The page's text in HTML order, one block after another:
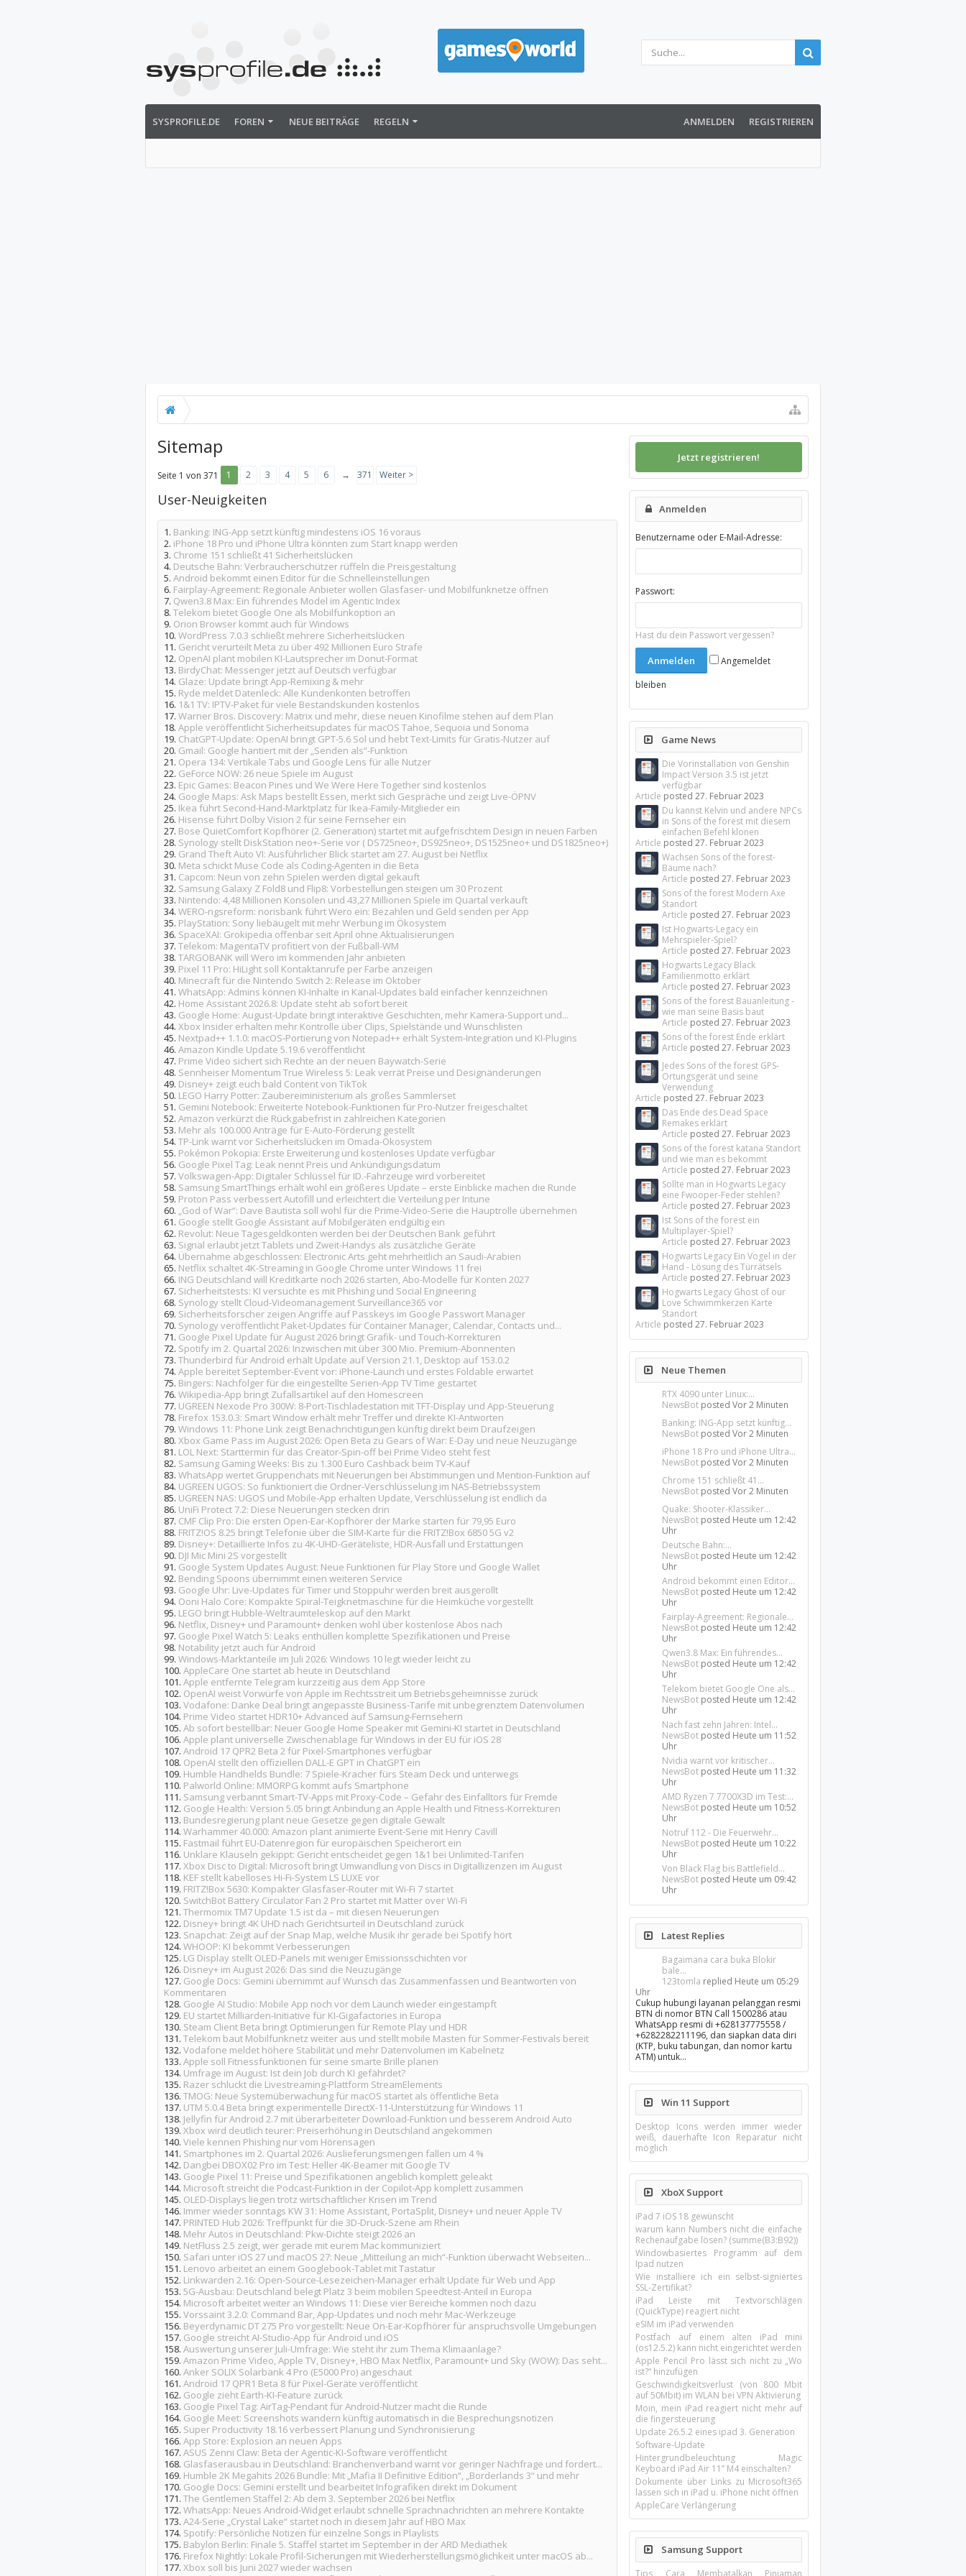
SYSPROFILE.DE FOREN NEUE BEITRÄGE REGELN ANMELDEN REGISTRIEREN
Sitemap
Seite 1 von 371 1 2 3 4 5 6 → 371 Weiter >
User-Neuigkeiten
1. Banking: ING-App setzt künftig mindestens iOS 16 voraus
2. iPhone 18 Pro und iPhone Ultra könnten zum Start knapp werden
3. Chrome 151 schließt 41 Sicherheitslücken
4. Deutsche Bahn: Verbraucherschützer rüffeln die Preisgestaltung
5. Android bekommt einen Editor für die Schnelleinstellungen
6. Fairplay-Agreement: Regionale Anbieter wollen Glasfaser- und Mobilfunknetze öffnen
7. Qwen3.8 Max: Ein führendes Model im Agentic Index
8. Telekom bietet Google One als Mobilfunkoption an
9. Orion Browser kommt auch für Windows
10. WordPress 7.0.3 schließt mehrere Sicherheitslücken
11. Gericht verurteilt Meta zu über 492 Millionen Euro Strafe
12. OpenAI plant mobilen KI-Lautsprecher im Donut-Format
13. BirdyChat: Messenger jetzt auf Deutsch verfügbar
14. Glaze: Update bringt App-Remixing & mehr
15. Ryde meldet Datenleck: Alle Kundenkonten betroffen
16. 1&1 TV: IPTV-Paket für viele Bestandskunden kostenlos
17. Warner Bros. Discovery: Matrix und mehr, diese neuen Kinofilme stehen auf dem Plan
18. Apple veröffentlicht Sicherheitsupdates für macOS Tahoe, Sequoia und Sonoma
19. ChatGPT-Update: OpenAI bringt GPT-5.6 Sol und hebt Text-Limits für Gratis-Nutzer auf
20. Gmail: Google hantiert mit der „Senden als“-Funktion
21. Opera 134: Vertikale Tabs und Google Lens für alle Nutzer
22. GeForce NOW: 26 neue Spiele im August
23. Epic Games: Beacon Pines und We Were Here Together sind kostenlos
24. Google Maps: Ask Maps bestellt Essen, merkt sich Gespräche und zeigt Live-ÖPNV
25. Ikea führt Second-Hand-Marktplatz für Ikea-Family-Mitglieder ein
26. Hisense führt Dolby Vision 2 für seine Fernseher ein
27. Bose QuietComfort Kopfhörer (2. Generation) startet mit aufgefrischtem Design in neuen Farben
28. Synology stellt DiskStation neo+-Serie vor ( DS725neo+, DS925neo+, DS1525neo+ und DS1825neo+)
29. Grand Theft Auto VI: Ausführlicher Blick startet am 27. August bei Netflix
30. Meta schickt Muse Code als Coding-Agenten in die Beta
31. Capcom: Neun von zehn Spielen werden digital gekauft
32. Samsung Galaxy Z Fold8 und Flip8: Vorbestellungen steigen um 30 Prozent
33. Nintendo: 4,48 Millionen Konsolen und 43,27 Millionen Spiele im Quartal verkauft
34. WERO-ngsreform: norisbank führt Wero ein: Bezahlen und Geld senden per App
35. PlayStation: Sony liebäugelt mit mehr Werbung im Ökosystem
36. SpaceXAI: Grokipedia offenbar seit April ohne Aktualisierungen
37. Telekom: MagentaTV profitiert von der Fußball-WM
38. TARGOBANK will Wero im kommenden Jahr anbieten
39. Pixel 11 Pro: HiLight soll Kontaktanrufe per Farbe anzeigen
40. Minecraft für die Nintendo Switch 2: Release im Oktober
41. WhatsApp: Admins können KI-Inhalte in Kanal-Updates bald einfacher kennzeichnen
42. Home Assistant 2026.8: Update steht ab sofort bereit
43. Google Home: August-Update bringt interaktive Geschichten, mehr Kamera-Support und...
44. Xbox Insider erhalten mehr Kontrolle über Clips, Spielstände und Wunschlisten
45. Nextpad++ 1.1.0: macOS-Portierung von Notepad++ erhält System-Integration und KI-Plugins
46. Amazon Kindle Update 5.19.6 veröffentlicht
47. Prime Video sichert sich Rechte an der neuen Baywatch-Serie
48. Sennheiser Momentum True Wireless 5: Leak verrät Preise und Designänderungen
49. Disney+ zeigt euch bald Content von TikTok
50. LEGO Harry Potter: Zaubereiministerium als großes Sammlerset
51. Gemini Notebook: Erweiterte Notebook-Funktionen für Pro-Nutzer freigeschaltet
52. Amazon verkürzt die Rückgabefrist in zahlreichen Kategorien
53. Mehr als 100.000 Anträge für E-Auto-Förderung gestellt
54. TP-Link warnt vor Sicherheitslücken im Omada-Ökosystem
55. Pokémon Pokopia: Erste Erweiterung und kostenloses Update verfügbar
56. Google Pixel Tag: Leak nennt Preis und Ankündigungsdatum
57. Volkswagen-App: Digitaler Schlüssel für ID.-Fahrzeuge wird vorbereitet
58. Samsung SmartThings erhält wohl ein größeres Update – erste Einblicke machen die Runde
59. Proton Pass verbessert Autofill und erleichtert die Verteilung per Intune
60. „God of War“: Dave Bautista soll wohl für die Prime-Video-Serie die Hauptrolle übernehmen
61. Google stellt Google Assistant auf Mobilgeräten endgültig ein
62. Revolut: Neue Tagesgeldkonten werden bei der Deutschen Bank geführt
63. Signal erlaubt jetzt Tablets und Zweit-Handys als zusätzliche Geräte
64. Übernahme abgeschlossen: Electronic Arts geht mehrheitlich an Saudi-Arabien
65. Netflix schaltet 4K-Streaming in Google Chrome unter Windows 11 frei
66. ING Deutschland will Kreditkarte noch 2026 starten, Abo-Modelle für Konten 2027
67. Sicherheitstests: KI versuchte es mit Phishing und Social Engineering
68. Synology stellt Cloud-Videomanagement Surveillance365 vor
69. Sicherheitsforscher zeigen Angriffe auf Passkeys im Google Passwort Manager
70. Synology veröffentlicht Paket-Updates für Container Manager, Calendar, Contacts und...
71. Google Pixel Update für August 2026 bringt Grafik- und Touch-Korrekturen
72. Spotify im 2. Quartal 2026: Inzwischen mit über 300 Mio. Premium-Abonnenten
73. Thunderbird für Android erhält Update auf Version 21.1, Desktop auf 153.0.2
74. Apple bereitet September-Event vor: iPhone-Launch und erstes Foldable erwartet
75. Bingers: Nachfolger für die eingestellte Serien-App TV Time gestartet
76. Wikipedia-App bringt Zufallsartikel auf den Homescreen
77. UGREEN Nexode Pro 300W: 8-Port-Tischladestation mit TFT-Display und App-Steuerung
78. Firefox 153.0.3: Smart Window erhält mehr Treffer und direkte KI-Antworten
79. Windows 11: Phone Link zeigt Benachrichtigungen künftig direkt beim Draufzeigen
80. Xbox Game Pass im August 2026: Open Beta zu Gears of War: E-Day und neue Neuzugänge
81. LOL Next: Starttermin für das Creator-Spin-off bei Prime Video steht fest
82. Samsung Gaming Weeks: Bis zu 1.300 Euro Cashback beim TV-Kauf
83. WhatsApp wertet Gruppenchats mit Neuerungen bei Abstimmungen und Mention-Funktion auf
84. UGREEN UGOS: So funktioniert die Ordner-Verschlüsselung im NAS-Betriebssystem
85. UGREEN NAS: UGOS und Mobile-App erhalten Update, Verschlüsselung ist endlich da
86. UniFi Protect 7.2: Diese Neuerungen stecken drin
87. CMF Clip Pro: Die ersten Open-Ear-Kopfhörer der Marke starten für 79,95 Euro
88. FRITZ!OS 8.25 bringt Telefonie über die SIM-Karte für die FRITZ!Box 6850 5G v2
89. Disney+: Detaillierte Infos zu 4K-UHD-Geräteliste, HDR-Ausfall und Erstattungen
90. DJI Mic Mini 2S vorgestellt
91. Google System Updates August: Neue Funktionen für Play Store und Google Wallet
92. Bending Spoons übernimmt einen weiteren Service
93. Google Uhr: Live-Updates für Timer und Stoppuhr werden breit ausgerollt
94. Ooni Halo Core: Kompakte Spiral-Teigknetmaschine für die Heimküche vorgestellt
95. LEGO bringt Hubble-Weltraumteleskop auf den Markt
96. Netflix, Disney+ und Paramount+ denken wohl über kostenlose Abos nach
97. Google Pixel Watch 5: Leaks enthüllen komplette Spezifikationen und Preise
98. Notability jetzt auch für Android
99. Windows-Marktanteile im Juli 2026: Windows 10 legt wieder leicht zu
100. AppleCare One startet ab heute in Deutschland
101. Apple entfernte Telegram kurzzeitig aus dem App Store
102. OpenAI weist Vorwürfe von Apple im Rechtsstreit um Betriebsgeheimnisse zurück
103. Vodafone: Danke Deal bringt angepasste Business-Tarife mit unbegrenztem Datenvolumen
104. Prime Video startet HDR10+ Advanced auf Samsung-Fernsehern
105. Ab sofort bestellbar: Neuer Google Home Speaker mit Gemini-KI startet in Deutschland
106. Apple plant universelle Zwischenablage für Windows in der EU für iOS 28
107. Android 17 QPR2 Beta 2 für Pixel-Smartphones verfügbar
108. OpenAI stellt den offiziellen DALL-E GPT in ChatGPT ein
109. Humble Handhelds Bundle: 7 Spiele-Kracher fürs Steam Deck und unterwegs
110. Palworld Online: MMORPG kommt aufs Smartphone
111. Samsung verbannt Smart-TV-Apps mit Proxy-Code – Gefahr des Einfalltors für Fremde
112. Google Health: Version 5.05 bringt Anbindung an Apple Health und Fitness-Korrekturen
113. Bundesregierung plant neue Gesetze gegen digitale Gewalt
114. Warhammer 40.000: Amazon plant animierte Event-Serie mit Henry Cavill
115. Fastmail führt EU-Datenregion für europäischen Speicherort ein
116. Unklare Klauseln gekippt: Gericht entscheidet gegen 1&1 bei Unlimited-Tarifen
117. Xbox Disc to Digital: Microsoft bringt Umwandlung von Discs in Digitallizenzen im August
118. KEF stellt kabelloses Hi-Fi-System LS LUXE vor
119. FRITZ!Box 5630: Kompakter Glasfaser-Router mit Wi-Fi 7 startet
120. SwitchBot Battery Circulator Fan 2 Pro startet mit Matter over Wi-Fi
121. Thermomix TM7 Update 1.5 ist da – mit diesen Neuerungen
122. Disney+ bringt 4K UHD nach Gerichtsurteil in Deutschland zurück
123. Snapchat: Zeigt auf der Snap Map, welche Musik ihr gerade bei Spotify hört
124. WHOOP: KI bekommt Verbesserungen
125. LG Display stellt OLED-Panels mit weniger Emissionsschichten vor
126. Disney+ im August 2026: Das sind die Neuzugänge
127. Google Docs: Gemini übernimmt auf Wunsch das Zusammenfassen und Beantworten von
Kommentaren
128. Google AI Studio: Mobile App noch vor dem Launch wieder eingestampft
129. EU startet Milliarden-Initiative für KI-Gigafactories in Europa
130. Steam Client Beta bringt Optimierungen für Remote Play und HDR
131. Telekom baut Mobilfunknetz weiter aus und stellt mobile Masten für Sommer-Festivals bereit
132. Vodafone meldet höhere Stabilität und mehr Datenvolumen im Kabelnetz
133. Apple soll Fitnessfunktionen für seine smarte Brille planen
134. Umfrage im August: Ist dein Job durch KI gefährdet?
135. Razer schluckt die Livestreaming-Plattform StreamElements
136. TMOG: Neue Systemüberwachung für macOS startet als öffentliche Beta
137. UTM 5.0.4 Beta bringt experimentelle DirectX-11-Unterstützung für Windows 11
138. Jellyfin für Android 2.7 mit überarbeiteter Download-Funktion und besserem Android Auto
139. Xbox wird deutlich teurer: Preiserhöhung in Deutschland angekommen
140. Viele kennen Phishing nur vom Hörensagen
141. Smartphones im 2. Quartal 2026: Auslieferungsmengen fallen um 4 %
142. Dangbei DBOX02 Pro im Test: Heller 4K-Beamer mit Google TV
143. Google Pixel 11: Preise und Spezifikationen angeblich komplett geleakt
144. Microsoft streicht die Podcast-Funktion in der Copilot-App komplett zusammen
145. OLED-Displays liegen trotz wirtschaftlicher Krisen im Trend
146. Immer wieder sonntags KW 31: Home Assistant, PortaSplit, Disney+ und neuer Apple TV
147. PRINTED Hub 2026: Treffpunkt für die 3D-Druck-Szene am Rhein
148. Mehr Autos in Deutschland: Pkw-Dichte steigt 2026 an
149. NetFluss 2.5 zeigt, wer gerade mit eurem Mac kommuniziert
150. Safari unter iOS 27 und macOS 27: Neue „Mitteilung an mich“-Funktion überwacht Webseiten...
151. Lenovo arbeitet an einem Googlebook-Tablet mit Tastatur
152. Linkwarden 2.16: Open-Source-Lesezeichen-Manager erhält Update für Web und App
153. 5G-Ausbau: Deutschland belegt Platz 3 beim mobilen Speedtest-Anteil in Europa
154. Microsoft arbeitet weiter an Windows 11: Diese vier Bereiche kommen noch dazu
155. Vorssaint 3.2.0: Command Bar, App-Updates und noch mehr Mac-Werkzeuge
156. Beyerdynamic DT 275 Pro vorgestellt: Neue On-Ear-Kopfhörer für anspruchsvolle Umgebungen
157. Google streicht AI-Studio-App für Android und iOS
158. Auswertung unserer Juli-Umfrage: Wie steht ihr zum Thema Klimaanlage?
159. Amazon Prime Video, Apple TV, Disney+, HBO Max Netflix, Paramount+ und Sky (WOW): Das seht...
160. Anker SOLIX Solarbank 4 Pro (E5000 Pro) angeschaut
161. Android 17 QPR1 Beta 8 für Pixel-Geräte veröffentlicht
162. Google zieht Earth-KI-Feature zurück
163. Google Pixel Tag: AirTag-Pendant für Android-Nutzer macht die Runde
164. Google Meet: Screenshots wandern künftig automatisch in die Besprechungsnotizen
165. Super Productivity 18.16 verbessert Planung und Synchronisierung
166. App Store: Explosion an neuen Apps
167. ASUS Zenni Claw: Beta der Agentic-KI-Software veröffentlicht
168. Glasfaserausbau in Deutschland: Branchenverband warnt vor geringer Nachfrage und fordert...
169. Humble 2K Megahits 2026 Bundle: Mit „Mafia II Definitive Edition“, „Borderlands 3“ und mehr
170. Google Docs: Gemini erstellt und bearbeitet Infografiken direkt im Dokument
171. The Gentlemen Staffel 2: Ab dem 3. September 2026 bei Netflix
172. WhatsApp: Neues Android-Widget erlaubt schnelle Sprachnachrichten an mehrere Kontakte
173. A24-Serie „Crystal Lake“ startet noch in diesem Jahr auf HBO Max
174. Spotify: Persönliche Notizen für einzelne Songs in Playlists
175. Babylon Berlin: Finale 5. Staffel startet im September in der ARD Mediathek
176. Firefox Nightly: Lokale Profil-Sicherungen mit Wiederherstellungsmöglichkeit unter macOS ab...
177. Xbox soll bis Juni 2027 wieder wachsen
Jetzt registrieren!
Anmelden
Benutzername oder E-Mail-Adresse:
Passwort:
Hast du dein Passwort vergessen?
Angemeldet
bleiben
Game News
Die Vorinstallation von Genshin
Impact Version 3.5 ist jetzt
verfügbar
Article posted27. Februar 2023
Du kannst Kelvin und andere NPCs
in Sons of the forest mit diesem
einfachen Befehl klonen
Article posted27. Februar 2023
Wachsen Sons of the forest-
Bäume nach?
Article posted27. Februar 2023
Sons of the forest Modern Axe
Standort
Article posted27. Februar 2023
Ist Hogwarts-Legacy ein
Mehrspieler-Spiel?
Article posted27. Februar 2023
Hogwarts Legacy Black
Familienmotto erklärt
Article posted27. Februar 2023
Sons of the forest Bauanleitung -
wie man seine Basis baut
Article posted27. Februar 2023
Sons of the forest Ende erklärt
Article posted27. Februar 2023
Jedes Sons of the forest GPS-
Ortungsgerät und seine
Verwendung
Article posted27. Februar 2023
Das Ende des Dead Space
Remakes erklärt
Article posted27. Februar 2023
Sons of the forest katana Standort
und wie man es bekommt
Article posted27. Februar 2023
Sollte man in Hogwarts Legacy
eine Fwooper-Feder stehlen?
Article posted27. Februar 2023
Ist Sons of the forest ein
Multiplayer-Spiel?
Article posted27. Februar 2023
Hogwarts Legacy Ein Vogel in der
Hand - Lösung des Türrätsels
Article posted27. Februar 2023
Hogwarts Legacy Ghost of our
Love Schwimmkerzen Karte
Standort
Article posted27. Februar 2023
Neue Themen
RTX 4090 unter Linux:...
NewsBot postedVor 2 Minuten
Banking: ING-App setzt künftig...
NewsBot postedVor 2 Minuten
iPhone 18 Pro und iPhone Ultra...
NewsBot postedVor 2 Minuten
Chrome 151 schließt 41...
NewsBot postedVor 2 Minuten
Quake: Shooter-Klassiker...
NewsBot posted Heute um 12:42
Uhr
Deutsche Bahn:...
NewsBot posted Heute um 12:42
Uhr
Android bekommt einen Editor...
NewsBot posted Heute um 12:42
Uhr
Fairplay-Agreement: Regionale...
NewsBot posted Heute um 12:42
Uhr
Qwen3.8 Max: Ein führendes...
NewsBot posted Heute um 12:42
Uhr
Telekom bietet Google One als...
NewsBot posted Heute um 12:42
Uhr
Nach fast zehn Jahren: Intel...
NewsBot posted Heute um 11:52
Uhr
Nvidia warnt vor kritischer...
NewsBot posted Heute um 11:32
Uhr
AMD Ryzen 7 7700X3D im Test:...
NewsBot posted Heute um 10:52
Uhr
Notruf 112 - Die Feuerwehr...
NewsBot posted Heute um 10:22
Uhr
Von Black Flag bis Battlefield...
NewsBot posted Heute um 09:42
Uhr
Latest Replies
Bagaimana cara buka Blokir
bale...
123tomla replied Heute um 05:29
Uhr
Cukup hubungi layanan pelanggan resmi
BTN di nomor BTN Call 1500286 atau
WhatsApp resmi di +628137775558 /
+6282282211196, dan siapkan data diri
(KTP, buku tabungan, dan nomor kartu
ATM) untuk…
Win 11 Support
Desktop Icons werden immer wieder
weiß, dauerhafte Icon Reparatur nicht
möglich
XboX Support
iPad 7 iOS 18 gewünscht
warum kann Numbers nicht die einfache
Rechenaufgabe lösen? (summe(B3:B92))
Windowbasiertes Programm auf dem
Ipad nutzen
Wie installiere ich ein selbst-signiertes
SSL-Zertifikat?
iPad Leiste mit Textvorschlägen
(QuickType) reagiert nicht
eSIM im iPad verwenden
Postfach auf einem alten iPad mini
(os12.5.2) kann nicht eingerichtet werden
Apple Pencil Pro lässt sich nicht zu „Wo
ist?“ hinzufügen
Geschwindigkeitsverlust (von 800 Mbit
auf 50Mbit) im WLAN bei VPN Aktivierung
Moin, mein iPad reagiert nicht mehr auf
die fingersteuerung
Update 26.5.2 eines ipad 3. Generation
Software-Update
Hintergrundbeleuchtung Magic
Keyboard iPad Air 11’’ M4 einschalten?
Dokumente über Links zu Microsoft365
lassen sich in iPad u. iPhone nicht öffnen
AppleCare Verlängerung
Samsung Support
Tips Cara Membatalkan Pinjaman